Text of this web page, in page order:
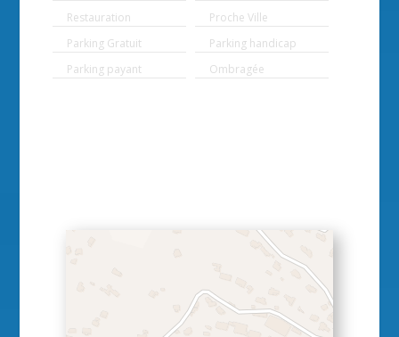
Restauration
Proche Ville
Parking Gratuit
Parking handicap
Parking payant
Ombragée